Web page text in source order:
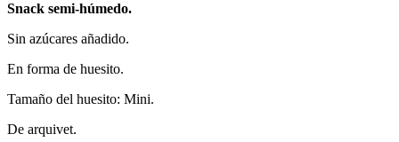
Snack semi-húmedo.
Sin azúcares añadido.
En forma de huesito.
Tamaño del huesito: Mini.
De arquivet.